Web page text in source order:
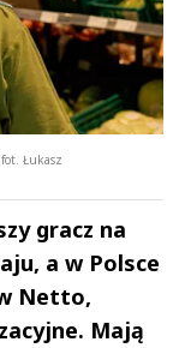
Łukasz
gracz na
a w Polsce
Netto,
Mają